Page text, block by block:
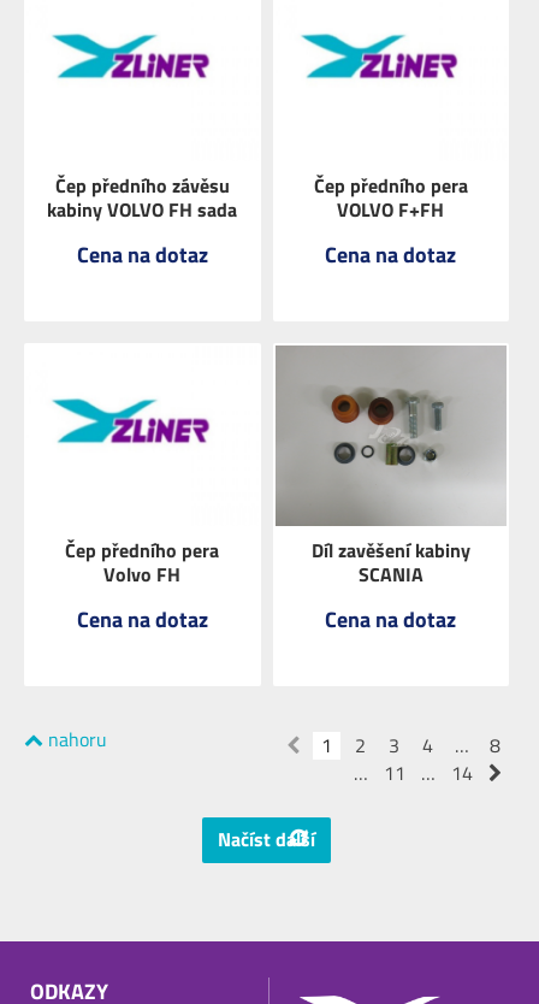
Čep předního závěsu
kabiny VOLVO FH sada
Cena na dotaz
Čep předního pera
VOLVO F+FH
Cena na dotaz
Čep předního pera
Volvo FH
Cena na dotaz
Díl zavěšení kabiny
SCANIA
Cena na dotaz
ZOBRAZIT
nahoru 1 2 3 4 …
8
…
11 … 14
Načíst další
ODKAZY